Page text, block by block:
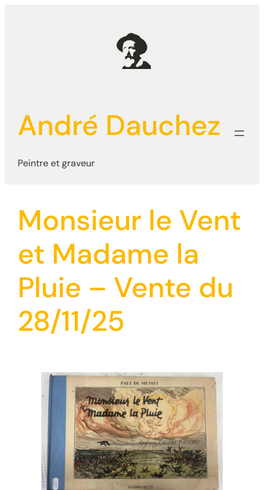
André Dauchez
Peintre et graveur
Monsieur le Vent
et Madame la
Pluie – Vente du
28/11/25